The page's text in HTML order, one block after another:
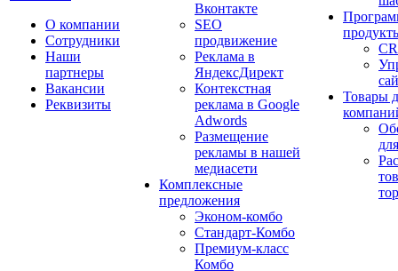
О компании
Сотрудники
Наши
партнеры
Вакансии
Реквизиты
Вконтакте
SEO
продвижение
Реклама в
ЯндексДирект
Контекстная
реклама в Google
Adwords
Размещение
рекламы в нашей
медиасети
Комплексные
предложения
Эконом-комбо
Стандарт-Комбо
Премиум-класс
Комбо
Товары